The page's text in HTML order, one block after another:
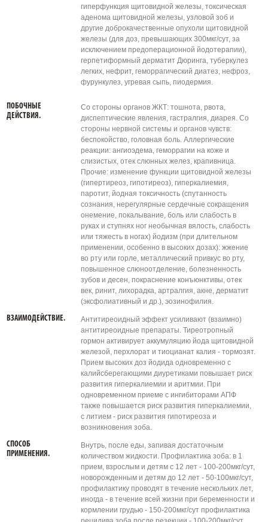
гиперфункция щитовидной железы, токсическая
аденома щитовидной железы, узловой зоб и
другие доброкачественные опухоли щитовидной
железы (для доз, превышающих 300мкг/сут, за
исключением предоперационной йодотерапии),
герпетиформный дерматит Дюринга, туберкулез
легких, нефрит, геморрагический диатез, нефроз,
фурункулез, угревая сыпь, пиодермия.
ПОБОЧНЫЕ
ДЕЙСТВИЯ.
Со стороны органов ЖКТ: тошнота, рвота,
диспептические явления, гастралгия, диарея. Со
стороны нервной системы и органов чувств:
беспокойство, головная боль. Аллергические
реакции: ангиоэдема, геморрагии на коже и
слизистых, отек слюнных желез, крапивница.
Прочие: изменение функции щитовидной железы
(гипертиреоз, гипотиреоз), гиперкалиемия,
паротит, йодная токсичность (спутанность
сознания, нерегулярные сердечные сокращения
онемение, покалывание, боль или слабость в
руках и ступнях ног необычная вялость, слабость
или тяжесть в ногах) йодизм (при длительном
применении, особенно в высоких дозах): жжение
во рту или горле, металлический привкус во рту,
повышенное слюноотделение, болезненность
зубов и десен, покраснение конъюнктивы, отек
век, ринит, лихорадка, артралгия, акне, дерматит
(эксфолиативный и др.), эозинофилия.
ВЗАИМОДЕЙСТВИЕ.
Антитиреоидный эффект усиливают (взаимно)
антитиреоидные препараты. Тиреотропный
гормон активирует аккумуляцию йода щитовидной
железой, перхлорат и тиоцианат калия - тормозят.
Прием высоких доз йодида одновременно с
калийсберегающими диуретиками повышает риск
развития гиперкалиемии и аритмии. При
одновременном приеме с ингибиторами АПФ
также повышается риск развития гиперкалиемии,
с литием - риск развития гипотиреоза и
возникновения зоба.
СПОСОБ
ПРИМЕНЕНИЯ.
Внутрь, после еды, запивая достаточным
количеством жидкости. Профилактика зоба: в 1
прием, взрослым и детям с 12 лет - 100-200мкг/сут,
новорожденным и детям до 12 лет - 50-100мкг/сут,
профилактику проводят в течение нескольких лет,
иногда - в течение всей жизни при беременности и
кормлении грудью - 150-200мкг/сут профилактика